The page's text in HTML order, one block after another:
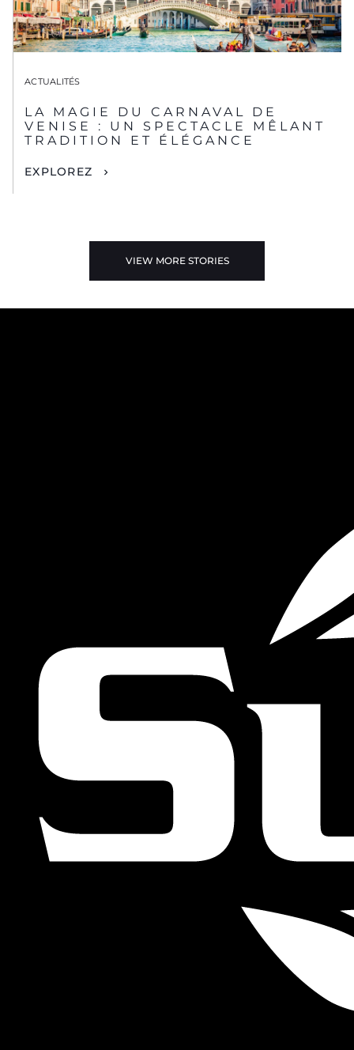
ACTUALITÉS
LA MAGIE DU CARNAVAL DE
VENISE : UN SPECTACLE MÊLANT
TRADITION ET ÉLÉGANCE
EXPLOREZ
VIEW MORE STORIES